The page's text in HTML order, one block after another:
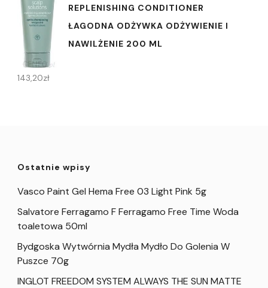
REPLENISHING CONDITIONER
ŁAGODNA ODŻYWKA ODŻYWIENIE I
NAWILŻENIE 200 ML
143,20zł
Ostatnie wpisy
Vasco Paint Gel Hema Free 03 Light Pink 5g
Salvatore Ferragamo F Ferragamo Free Time Woda
toaletowa 50ml
Bydgoska Wytwórnia Mydła Mydło Do Golenia W
Puszce 70g
INGLOT FREEDOM SYSTEM ALWAYS THE SUN MATTE